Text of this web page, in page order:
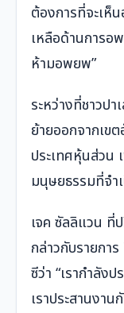
ต้องการที่จะเห็
เหลือด้านการอ
ห้ามอพยพ”
ระหว่างที่ชาวป
ย้ายออกจากเข
ประเทศหุ้นส่วน
มนุษยธรรมที่จ
เจค ซัลลิแวน ที่
กล่าวกับรายกา
ซีว่า “เรากำลัง
เราประสานงาน